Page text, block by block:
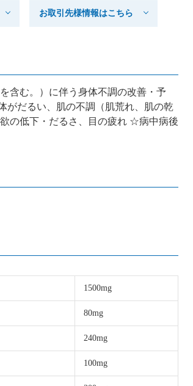
お取引先様情報はこちら
む。）に伴う身体不調の改善・予
がだるい、肌の不調（肌荒れ、肌の乾
の低下・だるさ、目の疲れ ☆病中病後
1500mg
80mg
240mg
100mg